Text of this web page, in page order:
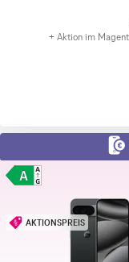
+ Aktion im
AKTIONSPREIS